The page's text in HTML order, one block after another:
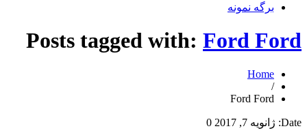
برگه نمونه
Posts tagged with: Ford Ford
Home
/
Ford Ford
Date: ژانویه 7, 2017 0